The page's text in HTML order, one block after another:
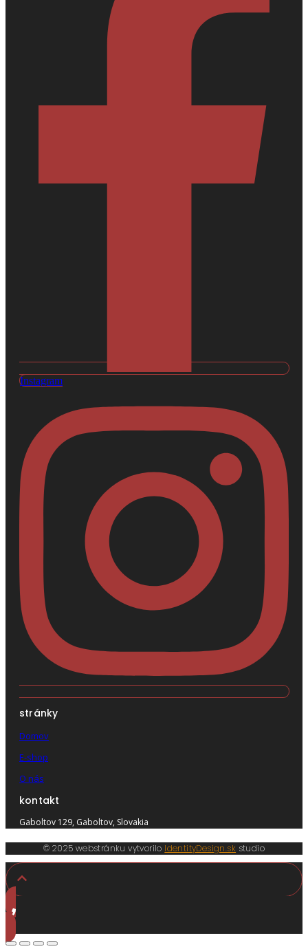
Instagram
stránky
Domov
E-shop
O nás
kontakt
Gaboltov 129, Gaboltov, Slovakia
© 2025 webstránku vytvorilo IdentityDesign.sk studio